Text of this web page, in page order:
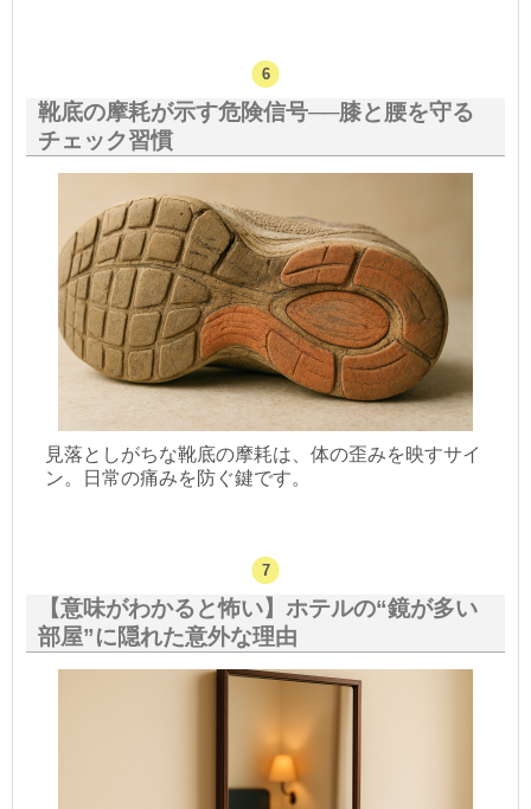
靴底の摩耗が示す危険信号──膝と腰を守る
チェック習慣
見落としがちな靴底の摩耗は、体の歪みを映すサイ
ン。日常の痛みを防ぐ鍵です。
【意味がわかると怖い】ホテルの“鏡が多い
部屋”に隠れた意外な理由